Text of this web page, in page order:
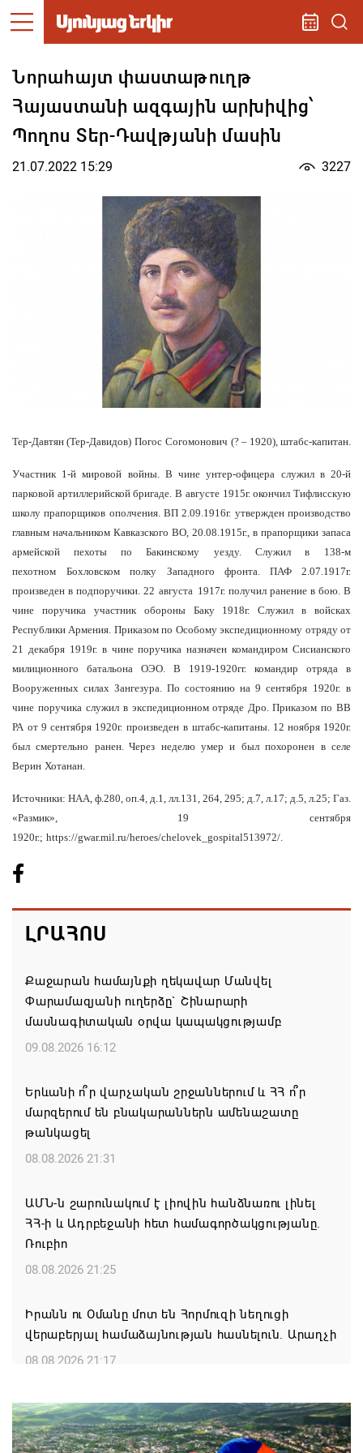
Նորահայտ փաստաթուղթ
Հայաստանի ազգային արխիվից՝
Պողոս Տեր-Դավթյանի մասին
21.07.2022 15:29 3227
Тер-Давтян (Тер-Давидов) Погос Согомонович (? – 1920), штабс-капитан.
Участник 1-й мировой войны. В чине унтер-офицера служил в 20-й
парковой артиллерийской бригаде. В августе 1915г. окончил Тифлисскую
школу прапорщиков ополчения. ВП 2.09.1916г. утвержден производство
главным начальником Кавказского ВО, 20.08.1915г., в прапорщики запаса
армейской пехоты по Бакинскому уезду. Служил в
138-м
пехотном
Бохловском полку Западного фронта. ПАФ 2.07.1917г.
произведен в подпоручики. 22 августа 1917г. получил ранение в бою. В
чине поручика участник обороны Баку 1918г. Служил в войсках
Республики Армения. Приказом по Особому экспедиционному отряду от
21 декабря 1919г. в чине поручика назначен командиром Сисианского
милиционного батальона ОЭО. В 1919-1920гг. командир отряда в
Вооруженных силах Зангезура. По состоянию на 9 сентября 1920г. в
чине поручика служил в экспедиционном отряде Дро.Приказом по ВВ
РА от 9сентября 1920г. произведен в штабс-капитаны. 12 ноября1920г.
был смертельно ранен.Через неделю умер и был похоронен в селе
Верин Хотанан.
Источники: НАА, ф.280, оп.4, д.1, лл.131, 264, 295; д.7, л.17; д.5, л.25; Газ.
«Размик», 19
сентября
1920г.; https://gwar.mil.ru/heroes/chelovek gospital513972/.
ԼՐԱՀՈՍ
Քաջարան համայնքի ղեկավար Մանվել
Փարամազյանի ուղերձը` Շինարարի
մասնագիտական օրվա կապակցությամբ
09.08.2026 16:12
Երևանի ո՞ր վարչական շրջաններում և ՀՀ ո՞ր
մարզերում են բնակարաններն ամենաշատը
թանկացել
08.08.2026 21:31
ԱՄՆ-ն շարունակում է լիովին հանձնառու լինել
ՀՀ-ի և Ադրբեջանի հետ համագործակցությանը.
Ռուբիո
08.08.2026 21:25
Իրանն ու Օմանը մոտ են Հորմուզի նեղուցի
վերաբերյալ համաձայնության հասնելուն. Արաղչի
08.08.2026 21:17
Նիկոլ Փաշինյանը և Դոնալդ Թրամփը
հեռախոսազրույցի ընթացքում վերահաստատել են
TRIPP-ի կառուցման աշխատանքները մոտ